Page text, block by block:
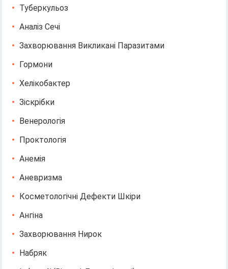
Туберкульоз
Аналіз Сечі
Захворювання Викликані Паразитами
Гормони
Хелікобактер
Зіскрібки
Венерологія
Проктологія
Анемія
Аневризма
Косметологічні Дефекти Шкіри
Ангіна
Захворювання Нирок
Набряк